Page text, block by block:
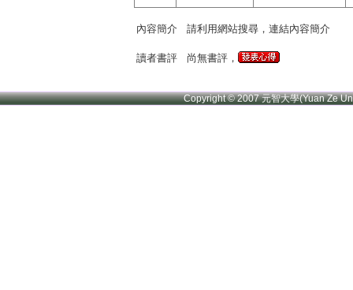
內容簡介 請利用網站搜尋，連結內容簡介
讀者書評 尚無書評，
Copyright © 2007 元智大學(Yuan Ze